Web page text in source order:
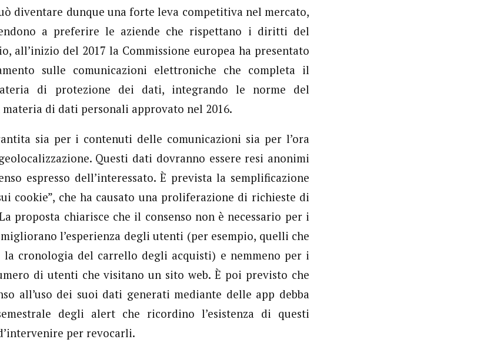
diventare dunque una forte leva competitiva nel mercato,
a preferire le aziende che rispettano i diritti del
all’inizio del 2017 la Commissione europea ha presentato
sulle comunicazioni elettroniche che completa il
di protezione dei dati, integrando le norme del
di dati personali approvato nel 2016.
sia per i contenuti delle comunicazioni sia per l’ora
Questi dati dovranno essere resi anonimi
espresso dell’interessato. È prevista la semplificazione
cookie”, che ha causato una proliferazione di richieste di
proposta chiarisce che il consenso non è necessario per i
l’esperienza degli utenti (per esempio, quelli che
cronologia del carrello degli acquisti) e nemmeno per i
di utenti che visitano un sito web. È poi previsto che
all’uso dei suoi dati generati mediante delle app debba
degli alert che ricordino l’esistenza di questi
per revocarli.